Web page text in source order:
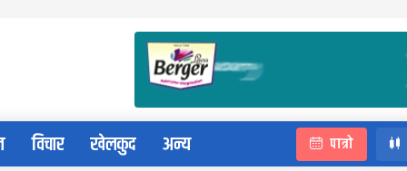
विचार खेलकुद अन्य पात्रो